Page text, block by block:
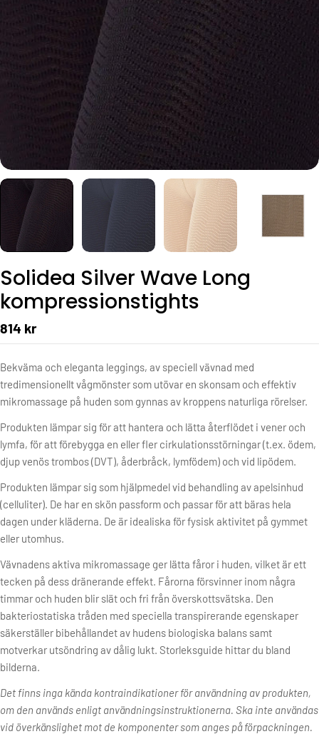
Solidea Silver Wave Long
kompressionstights
814 kr
Bekväma och eleganta leggings, av speciell vävnad med
tredimensionellt vågmönster som utövar en skonsam och effektiv
mikromassage på huden som gynnas av kroppens naturliga rörelser.
Produkten lämpar sig för att hantera och lätta återflödet i vener och
lymfa, för att förebygga en eller fler cirkulationsstörningar (t.ex. ödem,
djup venös trombos (DVT), åderbråck, lymfödem) och vid lipödem.
Produkten lämpar sig som hjälpmedel vid behandling av apelsinhud
(celluliter). De har en skön passform och passar för att bäras hela
dagen under kläderna. De är idealiska för fysisk aktivitet på gymmet
eller utomhus.
Vävnadens aktiva mikromassage ger lätta fåror i huden, vilket är ett
tecken på dess dränerande effekt. Fårorna försvinner inom några
timmar och huden blir slät och fri från överskottsvätska. Den
bakteriostatiska tråden med speciella transpirerande egenskaper
säkerställer bibehållandet av hudens biologiska balans samt
motverkar utsöndring av dålig lukt. Storleksguide hittar du bland
bilderna.
Det finns inga kända kontraindikationer för användning av produkten,
om den används enligt användningsinstruktionerna. Ska inte användas
vid överkänslighet mot de komponenter som anges på förpackningen.